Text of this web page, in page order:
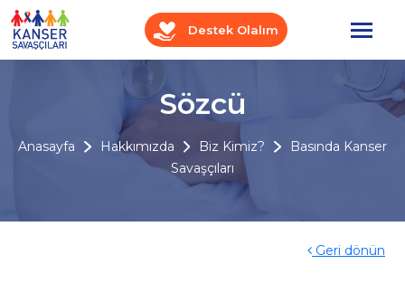
Destek Olalım
Sözcü
Anasayfa Hakkımızda Biz Kimiz?
Basında Kanser
Savaşçıları
Geri dönün